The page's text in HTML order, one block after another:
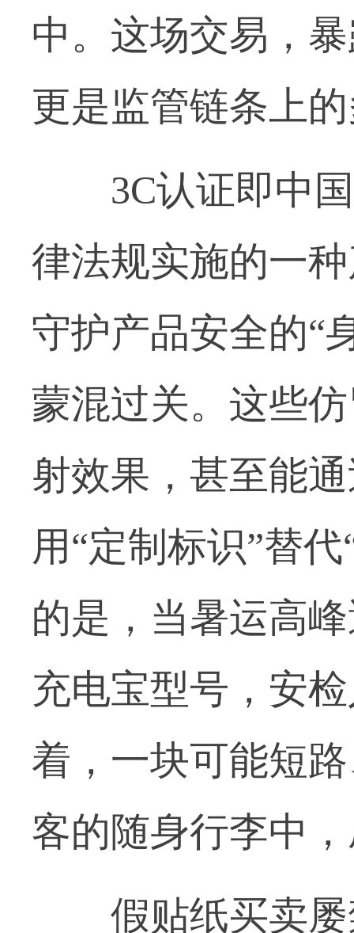
中。这场交易，
更是监管链条上
3C认证即中国
律法规实施的一
守护产品安全的“
蒙混过关。这些
射效果，甚至能
用“定制标识”替
的是，当暑运高
充电宝型号，安
着，一块可能短
客的随身行李中
假贴纸买卖屡